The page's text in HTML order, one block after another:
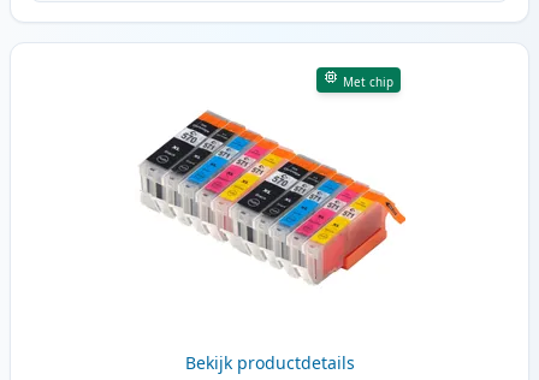
Met chip
Bekijk productdetails